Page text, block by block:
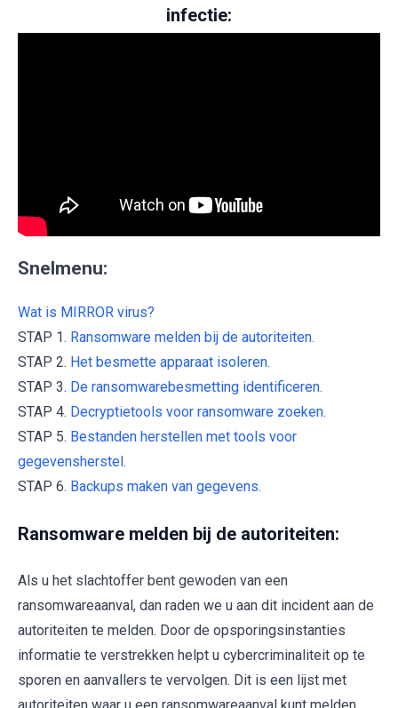
infectie:
Snelmenu:
Wat is MIRROR virus?
STAP 1. Ransomware melden bij de autoriteiten.
STAP 2. Het besmette apparaat isoleren.
STAP 3. De ransomwarebesmetting identificeren.
STAP 4. Decryptietools voor ransomware zoeken.
STAP 5. Bestanden herstellen met tools voor
gegevensherstel.
STAP 6. Backups maken van gegevens.
Ransomware melden bij de autoriteiten:
Als u het slachtoffer bent gewoden van een
ransomwareaanval, dan raden we u aan dit incident aan de
autoriteiten te melden. Door de opsporingsinstanties
informatie te verstrekken helpt u cybercriminaliteit op te
sporen en aanvallers te vervolgen. Dit is een lijst met